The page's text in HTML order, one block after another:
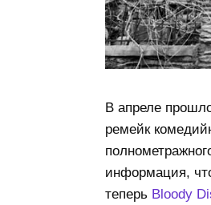
В апреле
ремейк
информация,
теперь Bloody